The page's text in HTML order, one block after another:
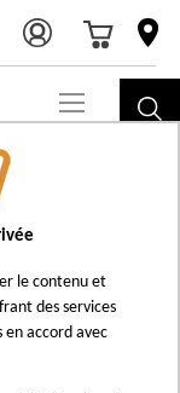
le contenu et
des services
accord avec
Choisir un